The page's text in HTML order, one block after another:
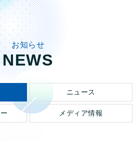
お知らせ
NEWS
ニュース
メディア情報